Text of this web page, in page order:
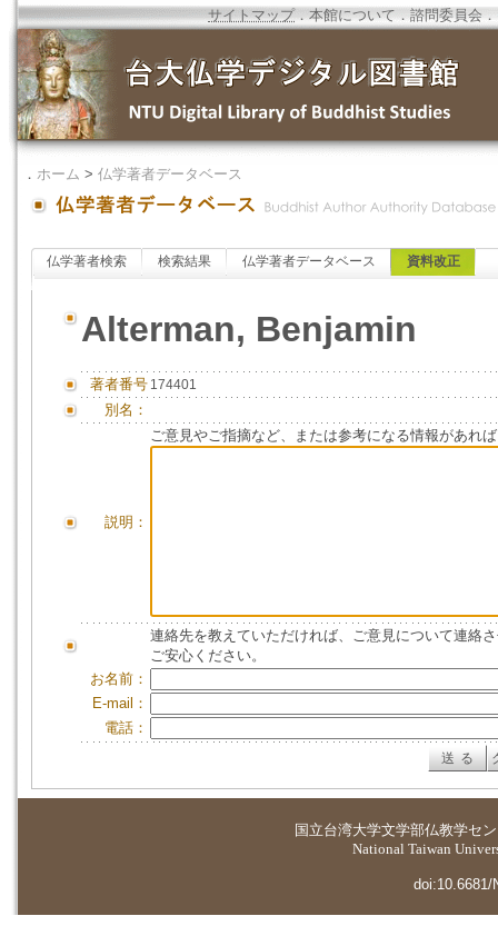
サイトマップ．本館について ．諮問委員会 ．
． ホーム > 仏学著者データベース
仏学著者検索 検索結果 仏学著者データベース 資料改正
Alterman, Benjamin
著者番号 174401
別名：
説明：
ご意見やご指摘など、または参考になる情報があれ
連絡先を教えていただければ、ご意見について連絡
ご安心ください。
お名前：
E-mail：
電話：
国立台湾大学文学部仏教学セ
National Taiwan
doi:10.6681/